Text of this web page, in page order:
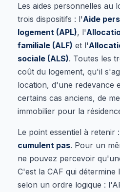
Les aides personnelles au
trois dispositifs : l'Aide
logement (APL), l'
familiale (ALF) et l'
sociale (ALS). Toutes les
coût du logement, qu'il
location, d'une redevance
certains cas anciens, de
immobilier pour la
Le point essentiel à retenir
cumulent pas. Pour un
ne pouvez percevoir
C'est la CAF qui détermine
selon un ordre logique :